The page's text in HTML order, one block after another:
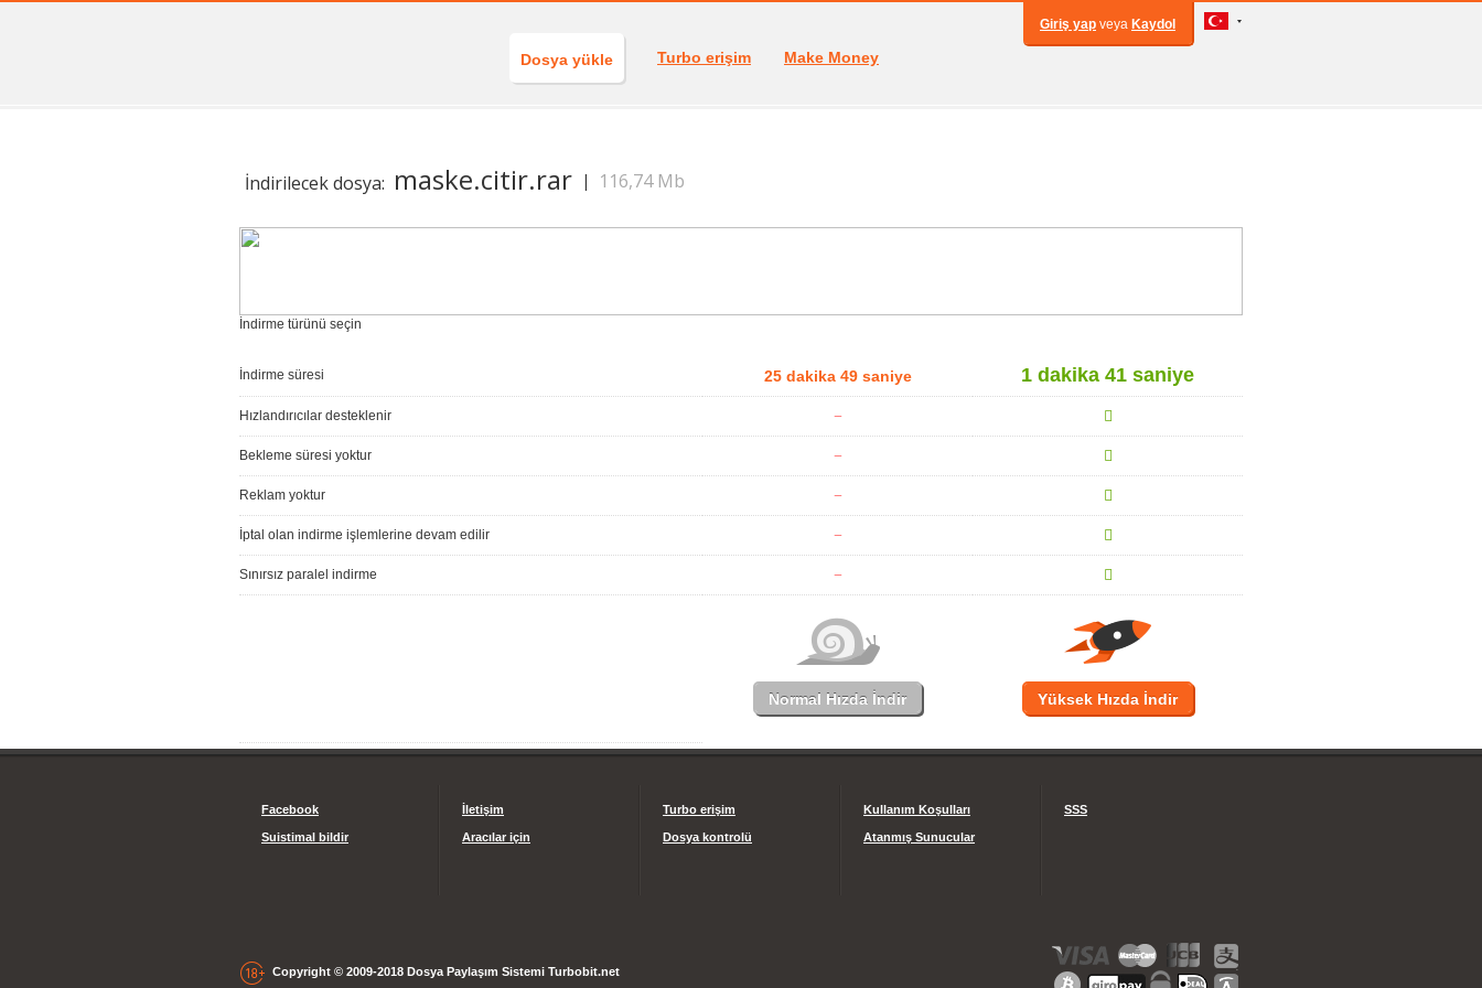
Giriş yap veya Kaydol
Dosya yükle Turbo erişim Make Money
İndirilecek dosya: maske.citir.rar | 116,74 Mb
İndirme türünü seçin
İndirme süresi 25 dakika 49 saniye 1 dakika 41 saniye
Hızlandırıcılar desteklenir
Bekleme süresi yoktur
Reklam yoktur
İptal olan indirme işlemlerine devam edilir
Sınırsız paralel indirme
Normal Hızda İndir Yüksek Hızda İndir
Facebook
Suistimal bildir
İletişim
Aracılar için
Turbo erişim
Dosya kontrolü
Kullanım Koşulları
Atanmış Sunucular
SSS
Copyright © 2009-2018 Dosya Paylaşım Sistemi Turbobit.net